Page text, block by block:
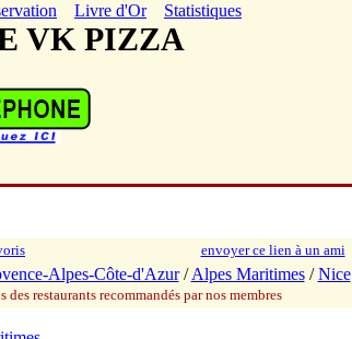
Livre d'Or Statistiques
VK PIZZA
envoyer ce lien à un ami
Alpes-Côte-d'Azur/Alpes Maritimes/Nice
des restaurants recommandés par nos membres